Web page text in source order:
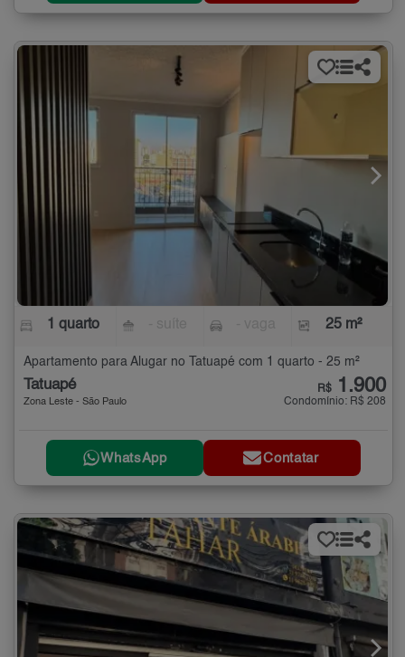
1 quarto 25 m²
Apartamento para Alugar no Tatuapé com 1 quarto - 25 m²
Tatuapé
Zona Leste - São Paulo
R$ 1.900
Condomínio: R$ 208
WhatsApp Contatar